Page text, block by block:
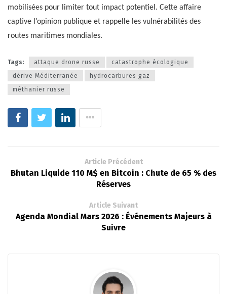
mobilisées pour limiter tout impact potentiel. Cette affaire
captive l’opinion publique et rappelle les vulnérabilités des
routes maritimes mondiales.
Tags: attaque drone russe
catastrophe écologique
dérive Méditerranée
hydrocarbures gaz
méthanier russe
Article Précédent
Bhutan Liquide 110 M$ en Bitcoin : Chute de 65 % des
Réserves
Article Suivant
Agenda Mondial Mars 2026 : Événements Majeurs à
Suivre